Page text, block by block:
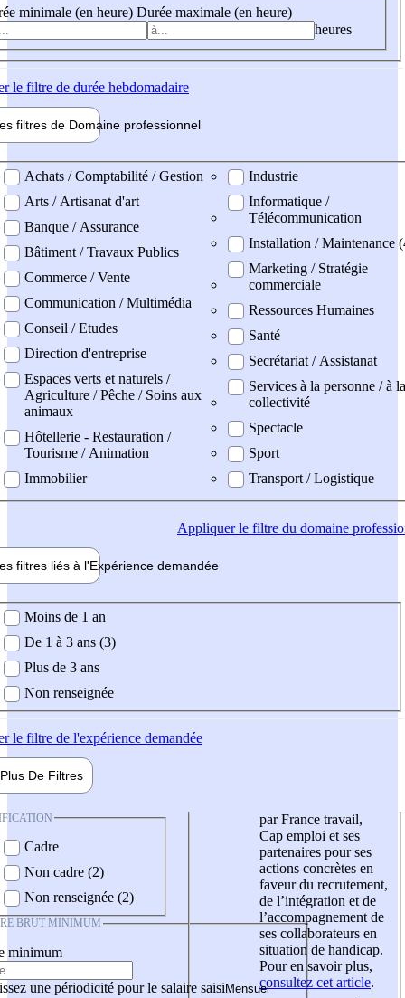
minimale (en heure) Durée maximale (en heure)
heures
le filtre de durée hebdomadaire
filtres de Domaine professionnel
professionel
Achats / Comptabilité / Gestion
Arts / Artisanat d'art
Banque / Assurance
Bâtiment / Travaux Publics
Commerce / Vente
Communication / Multimédia
Conseil / Etudes
Direction d'entreprise
Espaces verts et naturels /
Agriculture / Pêche / Soins aux
animaux
Hôtellerie - Restauration /
Tourisme / Animation
Immobilier
Industrie
Informatique /
Télécommunication
Installation / Maintenance
Marketing / Stratégie
commerciale
Ressources Humaines
Santé
Secrétariat / Assistanat
Services à la personne / à la
collectivité
Spectacle
Sport
Transport / Logistique
Appliquerle filtre du domaine
filtres liés à l'Expérience demandée
demandée
Moins de 1 an
De 1 à 3 ans (3)
Plus de 3 ans
Non renseignée
le filtre de l'expérience demandée
Plus De Filtres
Cadre
Non cadre (2)
Non renseignée (2)
BRUT MINIMUM
minimum
une périodicité pour le salaire saisi
par France travail,
Cap emploi et ses
partenaires pour ses
actions concrètes en
faveur du recrutement,
de l’intégration et de
l’accompagnement de
ses collaborateurs en
situation de handicap.
Pour en savoir plus,
consultez cet article.